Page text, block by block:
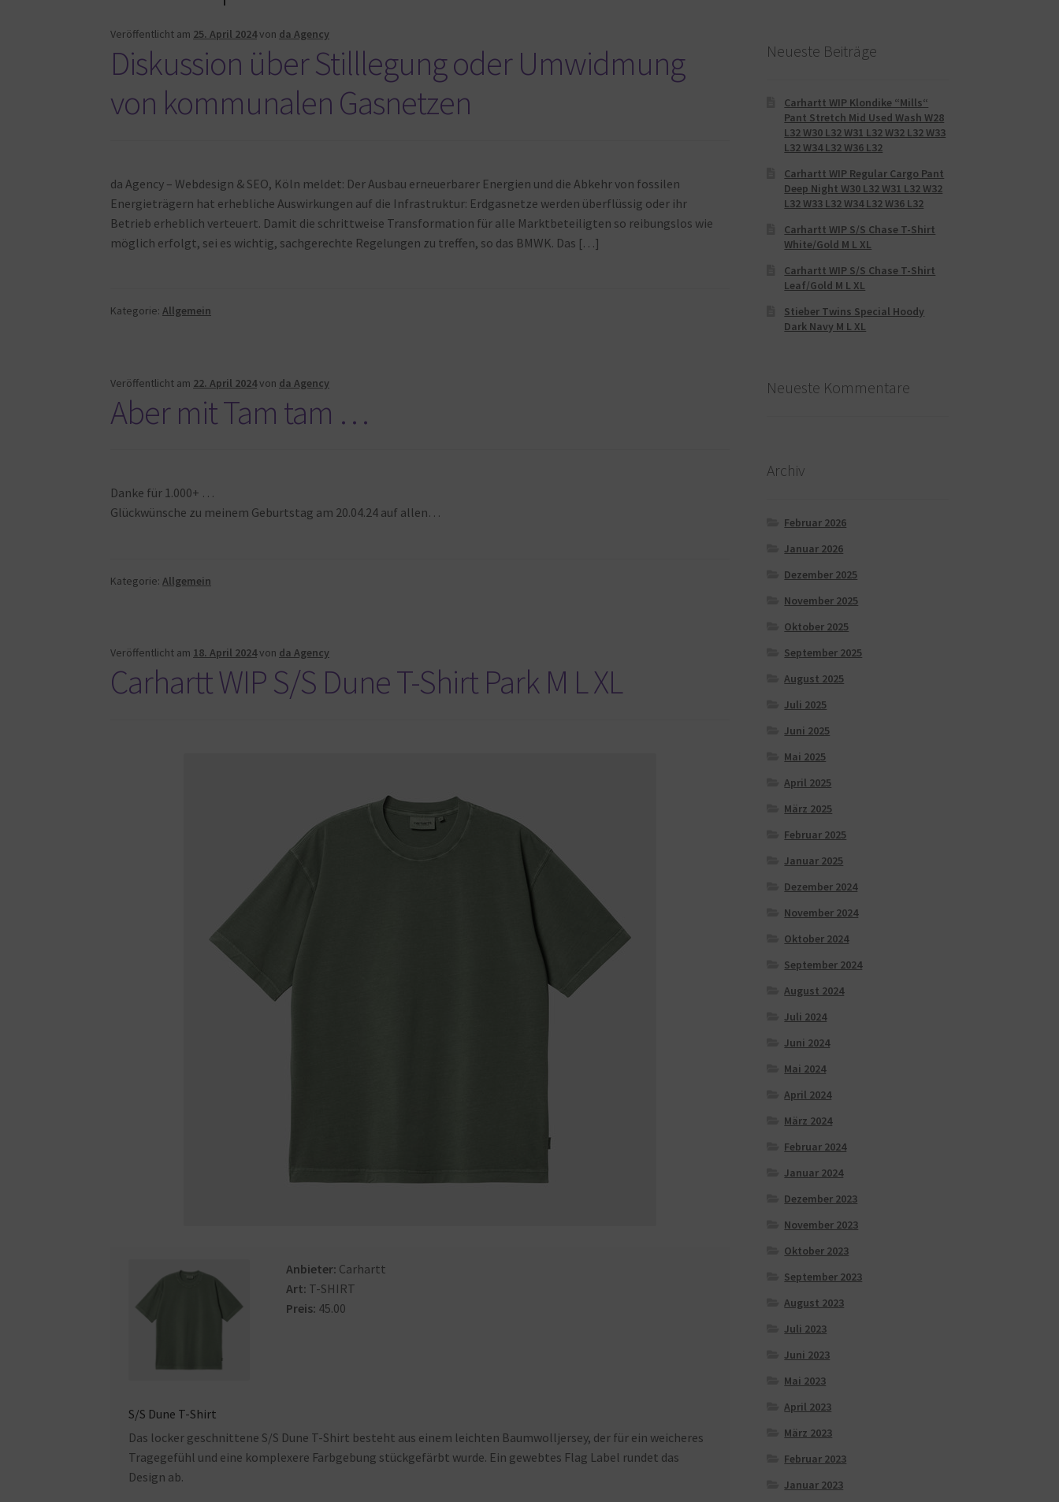
Veröffentlicht am 25. April 2024von da Agency
Diskussion über Stilllegung oder Umwidmung
von kommunalen Gasnetzen
da Agency – Webdesign & SEO, Köln meldet: Der Ausbau erneuerbarer Energien und die Abkehr von fossilen
Energieträgern hat erhebliche Auswirkungen auf die Infrastruktur: Erdgasnetze werden überflüssig oder ihr
Betrieb erheblich verteuert. Damit die schrittweise Transformation für alle Marktbeteiligten so reibungslos wie
möglich erfolgt, sei es wichtig, sachgerechte Regelungen zu treffen, so das BMWK. Das […]
Kategorie:Allgemein
Veröffentlicht am 22. April 2024von da Agency
Aber mit Tam tam …
Danke für 1.000+ …
Glückwünsche zu meinem Geburtstag am 20.04.24 auf allen…
Kategorie: Allgemein
Veröffentlicht am 18. April 2024von da Agency
Carhartt WIP S/S Dune T-Shirt Park M L XL
Anbieter: Carhartt
Art: T-SHIRT
Preis: 45.00
S/S Dune T-Shirt
Das locker geschnittene S/S Dune T-Shirt besteht aus einem leichten Baumwolljersey, der für ein weicheres
Tragegefühl und eine komplexere Farbgebung stückgefärbt wurde. Ein gewebtes Flag Label rundet das
Design ab.
Neueste Beiträge
Carhartt WIP Klondike “Mills“
Pant Stretch Mid Used Wash W28
L32 W30 L32 W31 L32 W32 L32 W33
L32 W34 L32 W36 L32
Carhartt WIP Regular Cargo Pant
Deep Night W30 L32 W31 L32 W32
L32 W33 L32 W34 L32 W36 L32
Carhartt WIP S/S Chase T-Shirt
White/Gold M L XL
Carhartt WIP S/S Chase T-Shirt
Leaf/Gold M L XL
Stieber Twins Special Hoody
Dark Navy M L XL
Neueste Kommentare
Archiv
Februar 2026
Januar 2026
Dezember 2025
November 2025
Oktober 2025
September 2025
August 2025
Juli 2025
Juni 2025
Mai 2025
April 2025
März 2025
Februar 2025
Januar 2025
Dezember 2024
November 2024
Oktober 2024
September 2024
August 2024
Juli 2024
Juni 2024
Mai 2024
April 2024
März 2024
Februar 2024
Januar 2024
Dezember 2023
November 2023
Oktober 2023
September 2023
August 2023
Juli 2023
Juni 2023
Mai 2023
April 2023
März 2023
Februar 2023
Januar 2023